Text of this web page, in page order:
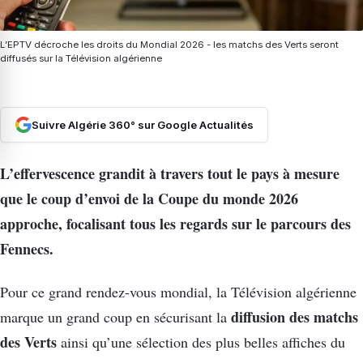
L’EPTV décroche les droits du Mondial 2026 - les matchs des Verts seront
diffusés sur la Télévision algérienne
Suivre Algérie 360° sur Google Actualités
L’effervescence grandit à travers tout le pays à mesure
que le coup d’envoi de la Coupe du monde 2026
approche, focalisant tous les regards sur le parcours des
Fennecs.
Pour ce grand rendez-vous mondial, la Télévision algérienne
marque un grand coup en sécurisant la diffusion des matchs
des Verts ainsi qu’une sélection des plus belles affiches du